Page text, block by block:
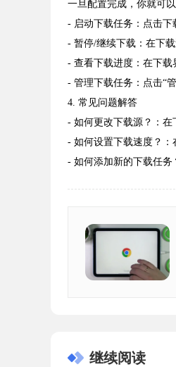
一旦配置完成，你就可
- 启动下载任务：点击下
- 暂停/继续下载：在下
- 查看下载进度：在下载
- 管理下载任务：点击“
4. 常见问题解答
- 如何更改下载源？：在
- 如何设置下载速度？：
- 如何添加新的下载任务
继续阅读